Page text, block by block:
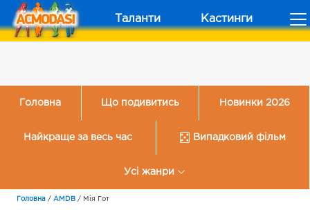
Таланти Кастинги
Головна Що подивитись Новинки 2026
Найкраще за весь час Випадковий фільм
Усі жанри
Головна / AMDB / Мія Гот